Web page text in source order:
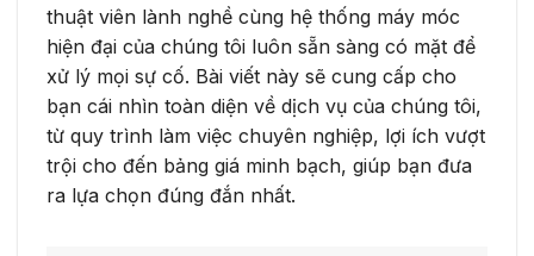
thuật viên lành nghề cùng hệ thống máy móc
hiện đại của chúng tôi luôn sẵn sàng có mặt để
xử lý mọi sự cố. Bài viết này sẽ cung cấp cho
bạn cái nhìn toàn diện về dịch vụ của chúng tôi,
từ quy trình làm việc chuyên nghiệp, lợi ích vượt
trội cho đến bảng giá minh bạch, giúp bạn đưa
ra lựa chọn đúng đắn nhất.